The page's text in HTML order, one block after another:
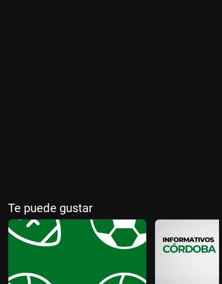
Te puede gustar